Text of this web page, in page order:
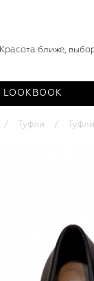
Красота ближе,
LOOKBOOK
Туфли